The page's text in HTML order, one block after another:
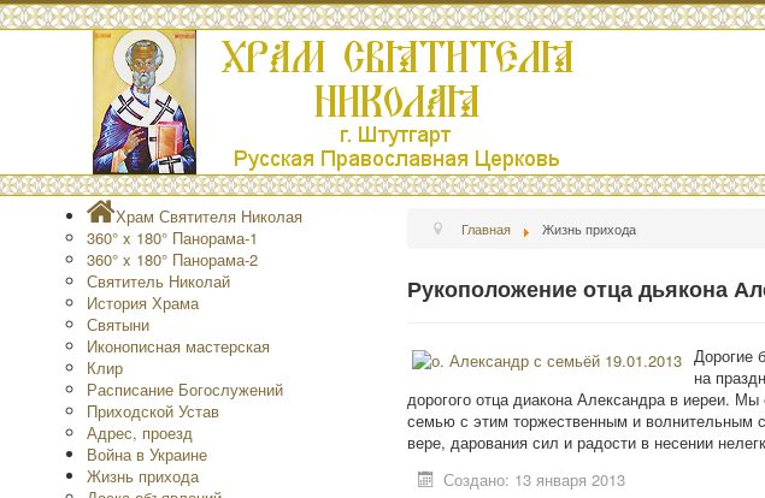
Храм Святителя Николая
360° x 180° Панорама-1
360° x 180° Панорама-2
Святитель Николай
История Храма
Святыни
Иконописная мастерская
Клир
Расписание Богослужений
Приходской Устав
Адрес, проезд
Война в Украине
Жизнь прихода
Главная Жизнь прихода
Рукоположение отца дьякона
Дорогие
на
дорогого отца диакона Александра в иереи.
семью с этим торжественным и волнительным
вере, дарования сил и радости в несении
Создано: 13 января 2013